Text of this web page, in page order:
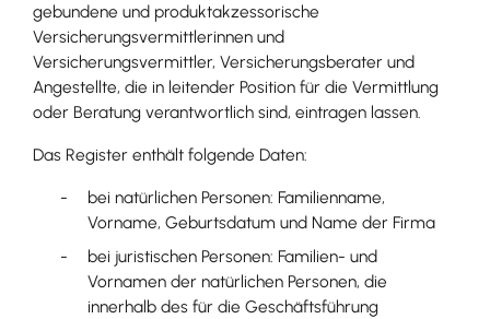
gebundene und produktakzessorische
Versicherungsvermittlerinnen und
Versicherungsvermittler, Versicherungsberater und
Angestellte, die in leitender Position für die Vermittlung
oder Beratung verantwortlich sind, eintragen lassen.
Das Register enthält folgende Daten:
bei natürlichen Personen: Familienname,
Vorname, Geburtsdatum und Name der Firma
bei juristischen Personen: Familien- und
Vornamen der natürlichen Personen, die
innerhalb des für die Geschäftsführung